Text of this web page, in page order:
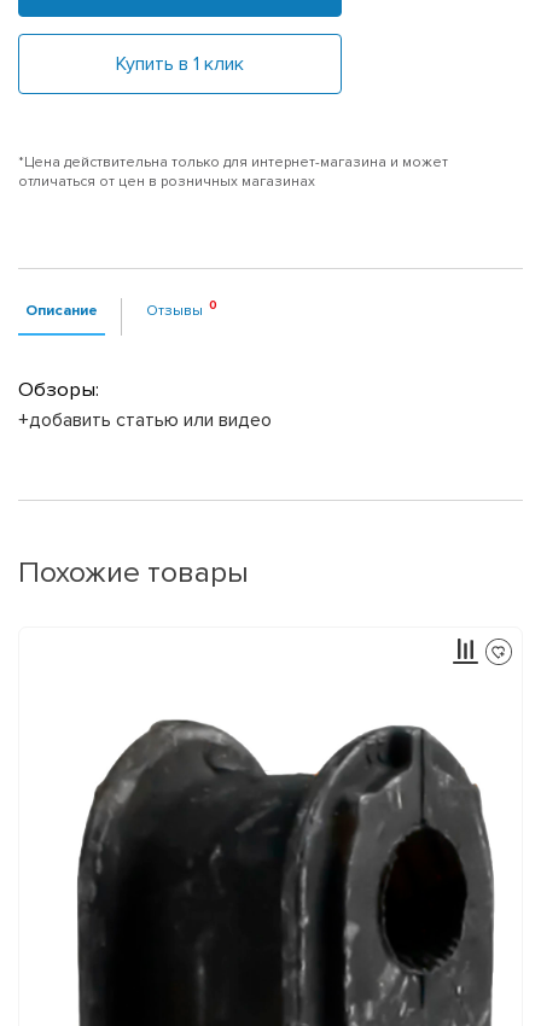
Купить в 1 клик
*Цена действительна только для интернет-магазина и может
отличаться от цен в розничных магазинах
Описание Отзывы
Обзоры:
+добавить статью или видео
Похожие товары